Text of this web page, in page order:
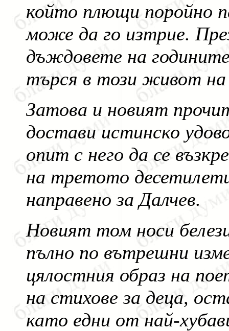
който плющи поройно
може да го изтрие.
дъждовете на
търся в този живот
Затова и новият
достави истинско
опит с него да се
на третото
направено за Далчев.
Новият том носи
пълно по вътрешни
цялостния образ на
на стихове за деца,
като едни от най-